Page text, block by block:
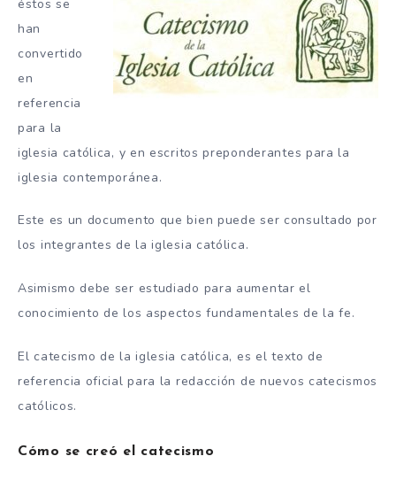
éstos se
han
convertido
en
referencia
para la
iglesia católica, y en escritos preponderantes para la
iglesia contemporánea.
Este es un documento que bien puede ser consultado por
los integrantes de la iglesia católica.
Asimismo debe ser estudiado para aumentar el
conocimiento de los aspectos fundamentales de la fe.
El catecismo de la iglesia católica, es el texto de
referencia oficial para la redacción de nuevos catecismos
católicos.
Cómo se creó el catecismo